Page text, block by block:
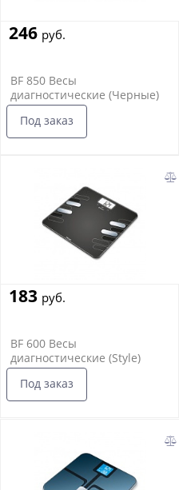
246 руб.
BF 850 Весы
диагностические (Черные)
Под заказ
183 руб.
BF 600 Весы
диагностические (Style)
Под заказ